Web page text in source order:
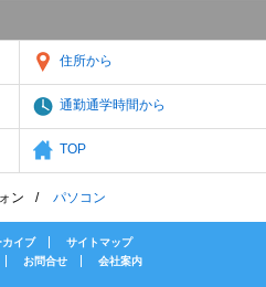
住所から
通勤通学時間から
TOP
ン パソコン
カイブ
サイトマップ
お問合せ 会社案内